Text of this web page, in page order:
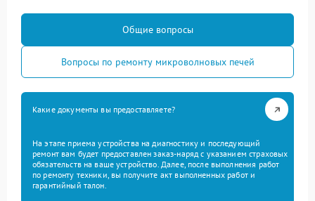
Общие вопросы
Вопросы по ремонту микроволновых печей
Какие документы вы предоставляете?
На этапе приема устройства на диагностику и последующий
ремонт вам будет предоставлен заказ-наряд с указанием страховых
обязательств на ваше устройство. Далее, после выполнения работ
по ремонту техники, вы получите акт выполненных работ и
гарантийный талон.